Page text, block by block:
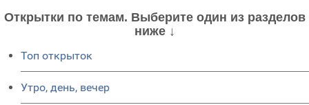
Открытки по темам. Выберите один из разделов
ниже ↓
Топ открыток
Утро, день, вечер